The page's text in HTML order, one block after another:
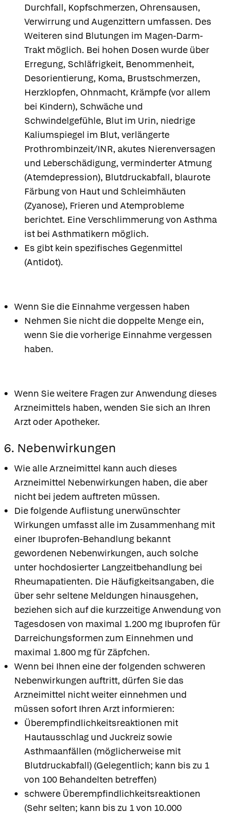
Durchfall, Kopfschmerzen, Ohrensausen,
Verwirrung und Augenzittern umfassen. Des
Weiteren sind Blutungen im Magen-Darm-
Trakt möglich. Bei hohen Dosen wurde über
Erregung, Schläfrigkeit, Benommenheit,
Desorientierung, Koma, Brustschmerzen,
Herzklopfen, Ohnmacht, Krämpfe (vor allem
bei Kindern), Schwäche und
Schwindelgefühle, Blut im Urin, niedrige
Kaliumspiegel im Blut, verlängerte
Prothrombinzeit/INR, akutes Nierenversagen
und Leberschädigung, verminderter Atmung
(Atemdepression), Blutdruckabfall, blaurote
Färbung von Haut und Schleimhäuten
(Zyanose), Frieren und Atemprobleme
berichtet. Eine Verschlimmerung von Asthma
ist bei Asthmatikern möglich.
Es gibt kein spezifisches Gegenmittel
(Antidot).
Wenn Sie die Einnahme vergessen haben
Nehmen Sie nicht die doppelte Menge ein,
wenn Sie die vorherige Einnahme vergessen
haben.
Wenn Sie weitere Fragen zur Anwendung dieses
Arzneimittels haben, wenden Sie sich an Ihren
Arzt oder Apotheker.
6. Nebenwirkungen
Wie alle Arzneimittel kann auch dieses
Arzneimittel Nebenwirkungen haben, die aber
nicht bei jedem auftreten müssen.
Die folgende Auflistung unerwünschter
Wirkungen umfasst alle im Zusammenhang mit
einer Ibuprofen-Behandlung bekannt
gewordenen Nebenwirkungen, auch solche
unter hochdosierter Langzeitbehandlung bei
Rheumapatienten. Die Häufigkeitsangaben, die
über sehr seltene Meldungen hinausgehen,
beziehen sich auf die kurzzeitige Anwendung von
Tagesdosen von maximal 1.200 mg Ibuprofen für
Darreichungsformen zum Einnehmen und
maximal 1.800 mg für Zäpfchen.
Wenn bei Ihnen eine der folgenden schweren
Nebenwirkungen auftritt, dürfen Sie das
Arzneimittel nicht weiter einnehmen und
müssen sofort Ihren Arzt informieren:
Überempfindlichkeitsreaktionen mit
Hautausschlag und Juckreiz sowie
Asthmaanfällen (möglicherweise mit
Blutdruckabfall) (Gelegentlich; kann bis zu 1
von 100 Behandelten betreffen)
schwere Überempfindlichkeitsreaktionen
(Sehr selten; kann bis zu 1 von 10.000